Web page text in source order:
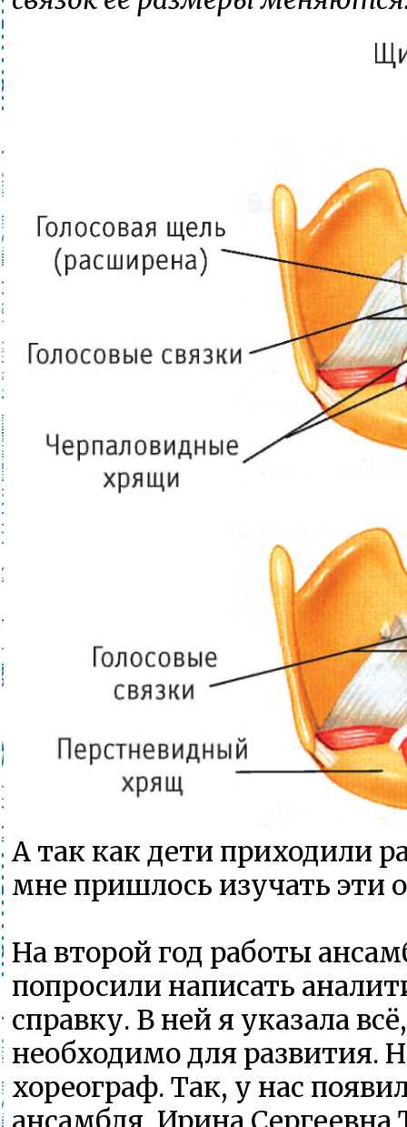
А так как дети приходили
мне пришлось изучать эти
На второй год работы
попросили написать
справку. В ней я указала
необходимо для развития.
хореограф. Так, у нас